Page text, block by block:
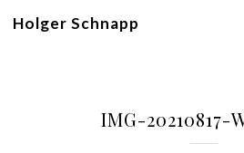
Holger Schnapp
IMG-20210817-